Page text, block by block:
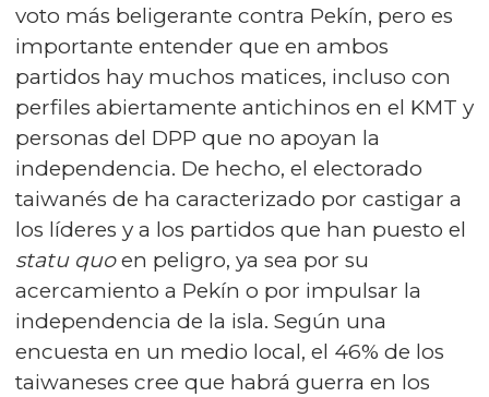
voto más beligerante contra Pekín, pero es
importante entender que en ambos
partidos hay muchos matices, incluso con
perfiles abiertamente antichinos en el KMT y
personas del DPP que no apoyan la
independencia. De hecho, el electorado
taiwanés de ha caracterizado por castigar a
los líderes y a los partidos que han puesto el
statu quoen peligro, ya sea por su
acercamiento a Pekín o por impulsar la
independencia de la isla. Según una
encuesta en un medio local, el 46% de los
taiwaneses cree que habrá guerra en los